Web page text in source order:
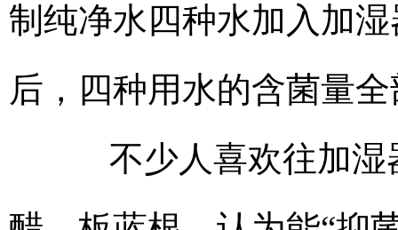
制纯净水四种水加入加
后，四种用水的含菌量
不少人喜欢往加湿